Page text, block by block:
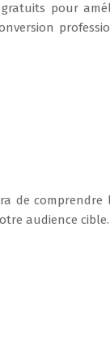
pour
de
audience cible.